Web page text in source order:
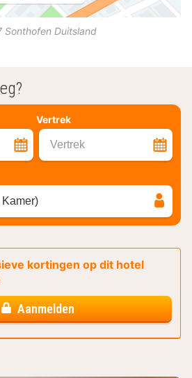
Sonthofen Duitsland
Vertrek
Vertrek
kortingen op dit hotel
Aanmelden